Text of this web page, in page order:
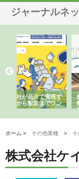
ジャーナルネ
株式会社スプリング
れる理由とOEMアパ
強み
ホーム > その他業種 > そ
株式会社ケ